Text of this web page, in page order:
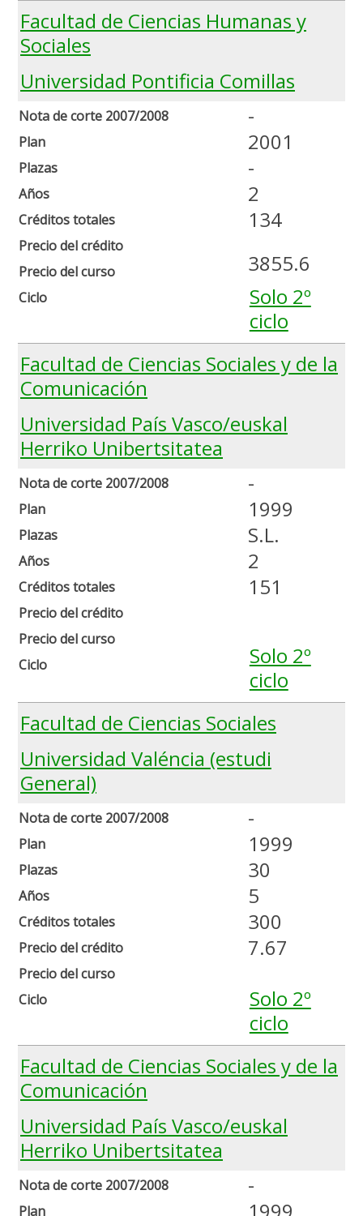
Facultad de Ciencias Humanas y
Sociales
Universidad Pontificia Comillas
Nota de corte 2007/2008
Plan
Plazas
Años
Créditos totales
Precio del crédito
Precio del curso
Ciclo
-
2001
-
2
134
3855.6
Solo 2º
ciclo
Facultad de Ciencias Sociales y de la
Comunicación
Universidad País Vasco/euskal
Herriko Unibertsitatea
Nota de corte 2007/2008
Plan
Plazas
Años
Créditos totales
Precio del crédito
Precio del curso
Ciclo
-
1999
S.L.
2
151
Solo 2º
ciclo
Facultad de Ciencias Sociales
Universidad Valéncia (estudi
General)
Nota de corte 2007/2008
Plan
Plazas
Años
Créditos totales
Precio del crédito
Precio del curso
Ciclo
-
1999
30
5
300
7.67
Solo 2º
ciclo
Facultad de Ciencias Sociales y de la
Comunicación
Universidad País Vasco/euskal
Herriko Unibertsitatea
Nota de corte 2007/2008
Plan
-
1999